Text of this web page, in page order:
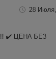
28
✔️ ЦЕНА БЕЗ